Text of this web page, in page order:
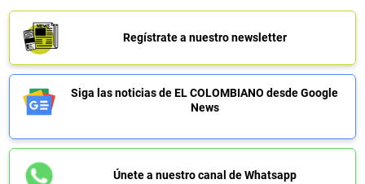
Regístrate a nuestro newsletter
Siga las noticias de EL COLOMBIANO desde Google
News
Únete a nuestro canal de Whatsapp